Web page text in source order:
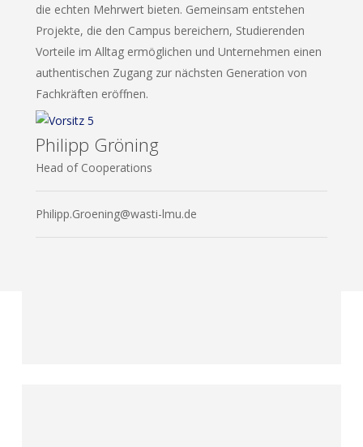
die ech­ten Mehr­wert bie­ten. Gemein­sam ent­ste­hen
Pro­jek­te, die den Cam­pus berei­chern, Stu­die­ren­den
Vor­tei­le im All­tag ermög­li­chen und Unter­neh­men einen
authen­ti­schen Zugang zur nächs­ten Gene­ra­ti­on von
Fach­kräf­ten eröffnen.
Philipp Gröning
Head of Cooperations
Philipp.Groening@wasti-lmu.de